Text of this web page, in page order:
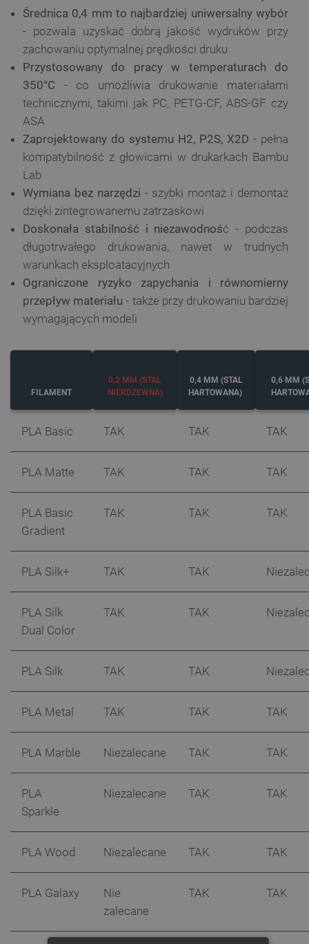
Średnica 0,4 mm to najbardziej uniwersalny wybór
- pozwala uzyskać dobrą jakość wydruków przy
zachowaniu optymalnej prędkości druku
Przystosowany do pracy w temperaturach do
350°C - co umożliwia drukowanie materiałami
technicznymi, takimi jak PC, PETG-CF, ABS-GF czy
ASA
Zaprojektowany do systemu H2, P2S, X2D - pełna
kompatybilność z głowicami w drukarkach Bambu
Lab
Wymiana bez narzędzi - szybki montaż i demontaż
dzięki zintegrowanemu zatrzaskowi
Doskonała stabilność i niezawodność - podczas
długotrwałego drukowania, nawet w trudnych
warunkach eksploatacyjnych
Ograniczone ryzyko zapychania i równomierny
przepływ materiału - także przy drukowaniu bardziej
wymagających modeli
FILAMENT
0,2 MM (STAL
NIERDZEWNA)
0,4 MM (STAL
HARTOWANA)
0,6 MM
PLA Basic TAK TAK TAK
PLA Matte TAK TAK TAK
PLA Basic
Gradient
TAK TAK TAK
PLA Silk+ TAK TAK
PLA Silk
Dual Color
TAK TAK
PLA Silk TAK TAK
PLA Metal TAK TAK TAK
PLA Marble Niezalecane TAK TAK
PLA
Sparkle
Niezalecane TAK TAK
PLA Wood Niezalecane TAK TAK
PLA Galaxy
Nie
zalecane
TAK TAK